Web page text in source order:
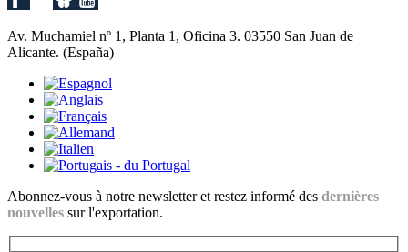
Av. Muchamiel nº 1, Planta 1, Oficina 3. 03550 San Juan de
Alicante. (España)
Abonnez-vous à notre newsletter et restez informé des dernières
nouvelles sur l'exportation.